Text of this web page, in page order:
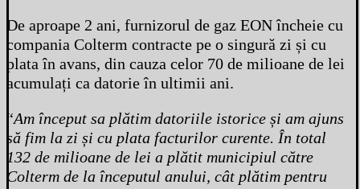
De aproape 2 ani, furnizorul de gaz EON încheie cu
compania Colterm contracte pe o singură zi și cu
plata în avans, din cauza celor 70 de milioane de lei
acumulați ca datorie în ultimii ani.
“Am început sa plătim datoriile istorice și am ajuns
să fim la zi și cu plata facturilor curente. În total
132 de milioane de lei a plătit municipiul către
Colterm de la începutul anului, cât plătim pentru